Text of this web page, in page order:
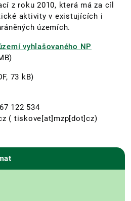
z roku 2010, která má za cíl
aktivity v existujících i
územích.
vyhlašovaného NP
73 kB)
122 534
( tiskove[at]mzp[dot]cz)